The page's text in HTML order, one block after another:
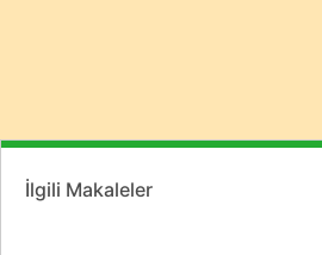
İlgili Makaleler